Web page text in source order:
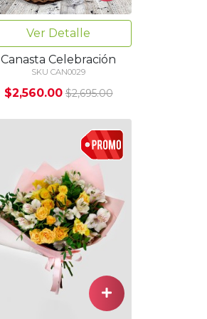
Ver Detalle
Canasta Celebración
SKU CAN0029
$2,560.00 $2,695.00